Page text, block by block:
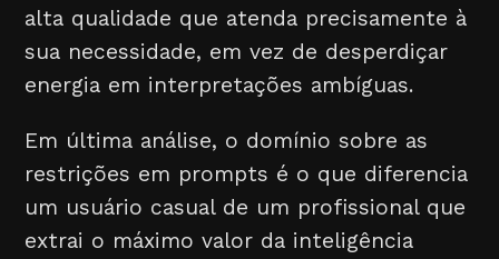
alta qualidade que atenda precisamente à
sua necessidade, em vez de desperdiçar
energia em interpretações ambíguas.
Em última análise, o domínio sobre as
restrições em prompts é o que diferencia
um usuário casual de um profissional que
extrai o máximo valor da inteligência